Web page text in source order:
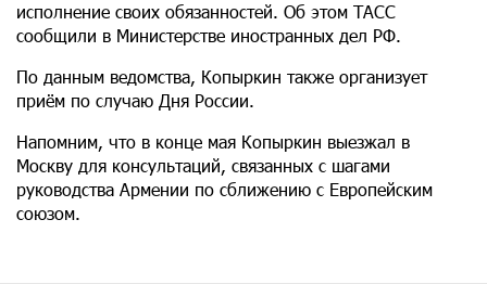
исполнение своих обязанностей. Об этом ТАСС
сообщили в Министерстве иностранных дел РФ.
По данным ведомства, Копыркин также организует
приём по случаю Дня России.
Напомним, что в конце мая Копыркин выезжал в
Москву для консультаций, связанных с шагами
руководства Армении по сближению с Европейским
союзом.